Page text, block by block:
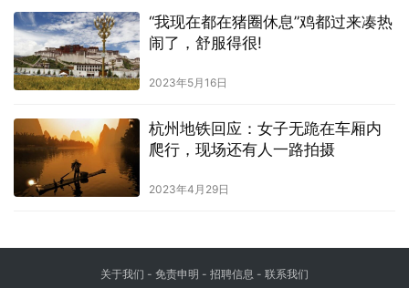
“我现在都在猪圈休息”鸡都过来凑热
闹了，舒服得很!
2023年5月16日
杭州地铁回应：女子无跪在车厢内
爬行，现场还有人一路拍摄
2023年4月29日
关于我们 - 免责申明 - 招聘信息 - 联系我们